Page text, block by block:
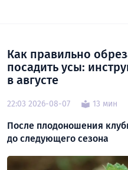
Как правильно
посадить усы:
в августе
22:03 2026-08-07 13 мин
После плодоношения
до следующего сезона